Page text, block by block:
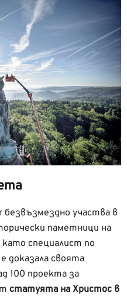
безвъзмездно участва в
паметници на
специалист по
доказала своята
100 проекта за
статуята на Христос в